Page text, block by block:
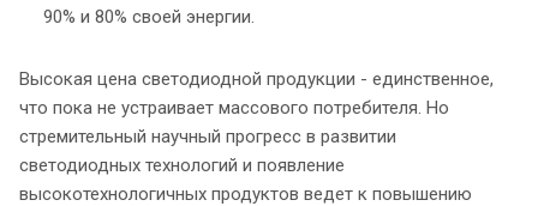
90% и 80% своей энергии.
Высокая цена светодиодной продукции - единственное,
что пока не устраивает массового потребителя. Но
стремительный научный прогресс в развитии
светодиодных технологий и появление
высокотехнологичных продуктов ведет к повышению